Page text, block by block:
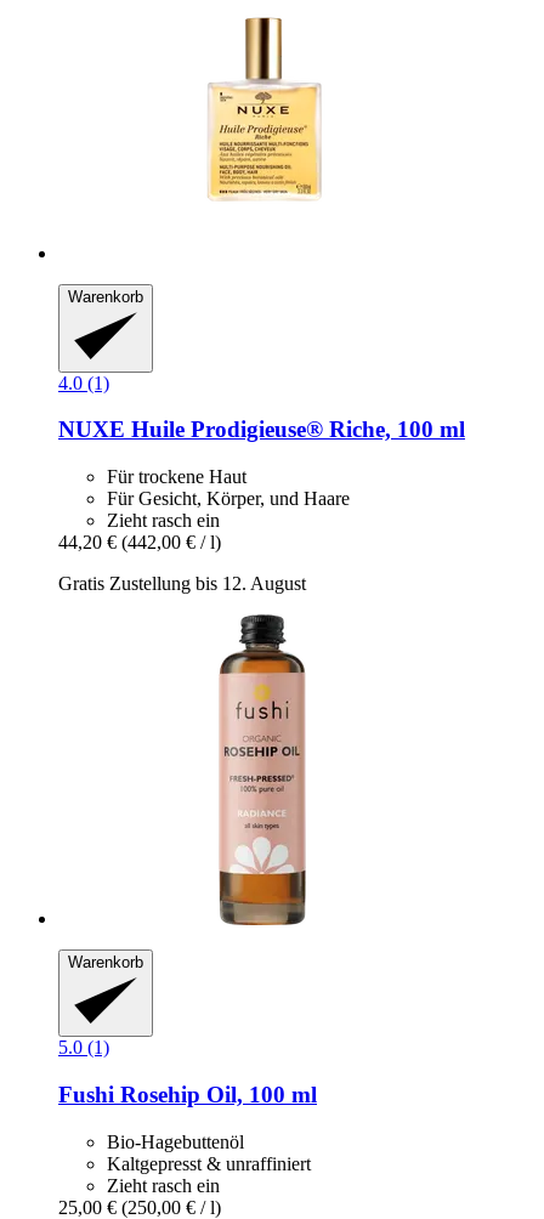
Warenkorb
4.0 (1)
NUXE Huile Prodigieuse® Riche, 100 ml
Für trockene Haut
Für Gesicht, Körper, und Haare
Zieht rasch ein
44,20 € (442,00 € / l)
Gratis Zustellung bis 12. August
Warenkorb
5.0 (1)
Fushi Rosehip Oil, 100 ml
Bio-Hagebuttenöl
Kaltgepresst & unraffiniert
Zieht rasch ein
25,00 € (250,00 € / l)